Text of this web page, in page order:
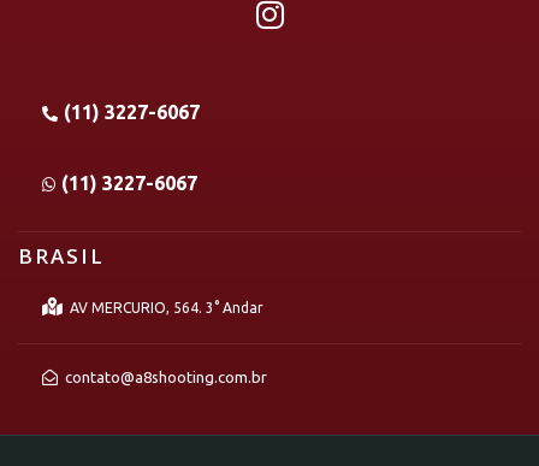
(11) 3227-6067
(11) 3227-6067
BRASIL
AV MERCURIO, 564. 3° Andar
contato@a8shooting.com.br